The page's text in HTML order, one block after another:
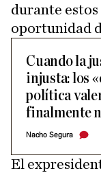
durante estos
oportunidad
Cuando la
injusta: los
política
finalmente
Nacho Segura
El